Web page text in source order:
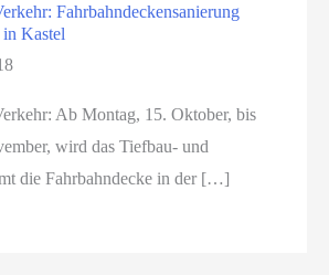
Fahrbahndeckensanierung
Kastel
Ab Montag, 15. Oktober, bis
wird das Tiefbau- und
die Fahrbahndecke in der […]